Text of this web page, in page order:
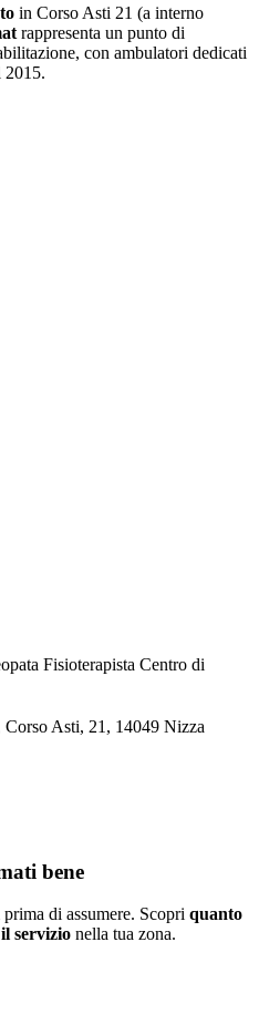
in Corso Asti 21 (a interno
rappresenta un punto di
con ambulatori dedicati
2015.
Fisioterapista Centro di
Asti, 21, 14049 Nizza
bene
di assumere. Scopri quanto
servizio nella tua zona.